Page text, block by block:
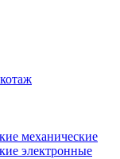
механические
электронные